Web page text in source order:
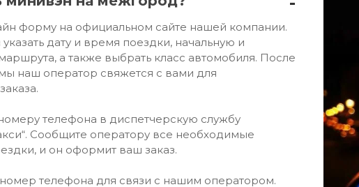
форму на официальном сайте нашей компании.
дату и время поездки, начальную и
а также выбрать класс автомобиля. После
наш оператор свяжется с вами для
телефона в диспетчерскую службу
Сообщите оператору все необходимые
и он оформит ваш заказ.
номер телефона для связи с нашим оператором.